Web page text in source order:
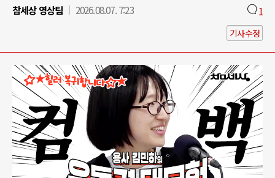
참세상 영상팀
2026.08.07. 7:23 1
기사수정